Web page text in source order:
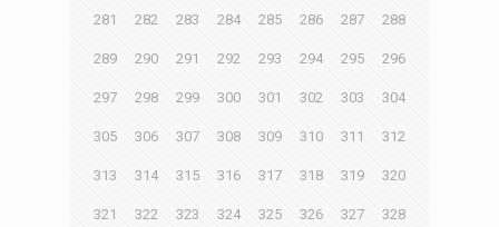
281 282 283 284 285 286 287 288
289 290 291 292 293 294 295 296
297 298 299 300 301 302 303 304
305 306 307 308 309 310 311 312
313 314 315 316 317 318 319 320
321 322 323 324 325 326 327 328